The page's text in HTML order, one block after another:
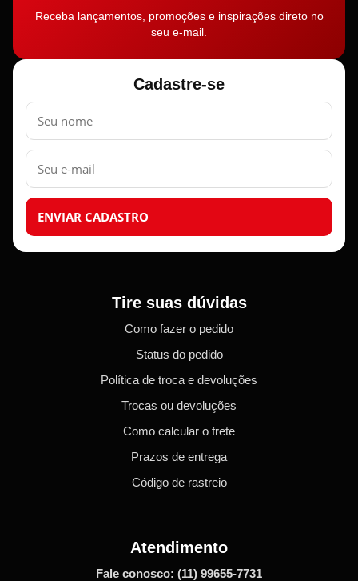
Receba lançamentos, promoções e inspirações direto no
seu e-mail.
Cadastre-se
Nome
E-
mail
ENVIAR CADASTRO
Tire suas dúvidas
Como fazer o pedido
Status do pedido
Política de troca e devoluções
Trocas ou devoluções
Como calcular o frete
Prazos de entrega
Código de rastreio
Atendimento
Fale conosco: (11) 99655-7731